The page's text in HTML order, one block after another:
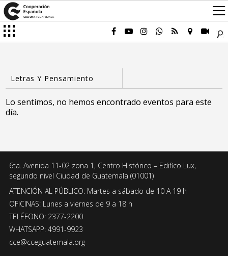
Lo sentimos, no hemos encontrado eventos para este
día.
6ta. Avenida 11-02 zona 1, Centro Histórico – Edifico Lux,
segundo nivel Ciudad de Guatemala (01001)
ATENCIÓN AL PÚBLICO: Martes a sábado de 10 A 19 h
OFICINAS: Lunes a viernes de 9 a 18 h
TELÉFONO: 2377-2200
WHATSAPP: 4991-9923
cce@cceguatemala.org